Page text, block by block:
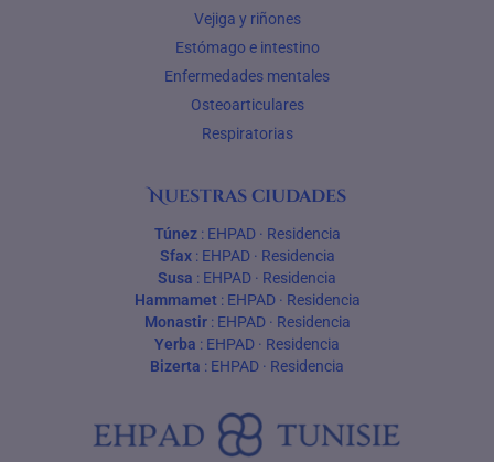
Vejiga y riñones
Estómago e intestino
Enfermedades mentales
Osteoarticulares
Respiratorias
Nuestras ciudades
Túnez: EHPAD· Residencia
Sfax: EHPAD· Residencia
Susa : EHPAD · Residencia
Hammamet: EHPAD· Residencia
Monastir: EHPAD· Residencia
Yerba : EHPAD · Residencia
Bizerta : EHPAD · Residencia